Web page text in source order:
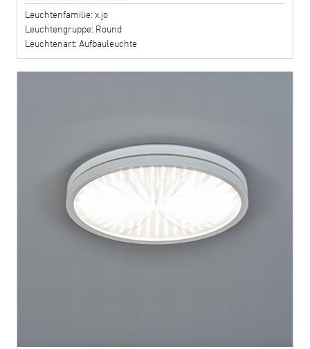
Leuchtenfamilie: x.jo
Leuchtengruppe: Round
Leuchtenart: Aufbauleuchte